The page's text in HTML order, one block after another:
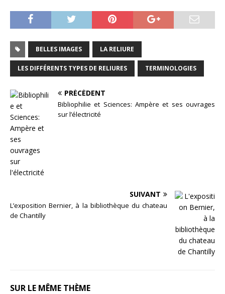
BELLES IMAGES LA RELIURE
LES DIFFÉRENTS TYPES DE RELIURES TERMINOLOGIES
PRÉCÉDENT
Bibliophilie et Sciences: Ampère et ses ouvrages
sur l’électricité
SUIVANT
L’exposition Bernier, à la bibliothèque du chateau
de Chantilly
SUR LE MÊME THÈME